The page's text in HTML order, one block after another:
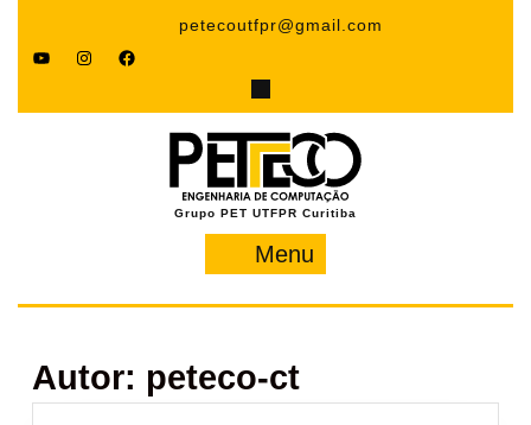
petecoutfpr@gmail.com
YouTubeInstagramFacebook
Grupo PET UTFPR Curitiba
Menu
Autor: peteco-ct